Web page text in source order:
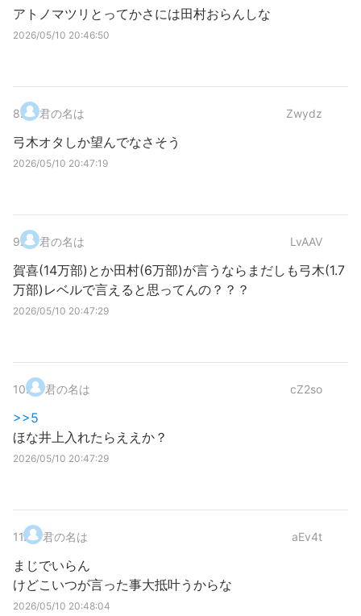
アトノマツリとってかさには田村おらんしな
2026/05/10 20:46:50
8. 君の名は Zwydz
弓木オタしか望んでなさそう
2026/05/10 20:47:19
9. 君の名は LvAAV
賀喜(14万部)とか田村(6万部)が言うならまだしも弓木(1.7
万部)レベルで言えると思ってんの？？？
2026/05/10 20:47:29
10. 君の名は cZ2so
>>5
ほな井上入れたらええか？
2026/05/10 20:47:29
11. 君の名は aEv4t
まじでいらん
けどこいつが言った事大抵叶うからな
2026/05/10 20:48:04